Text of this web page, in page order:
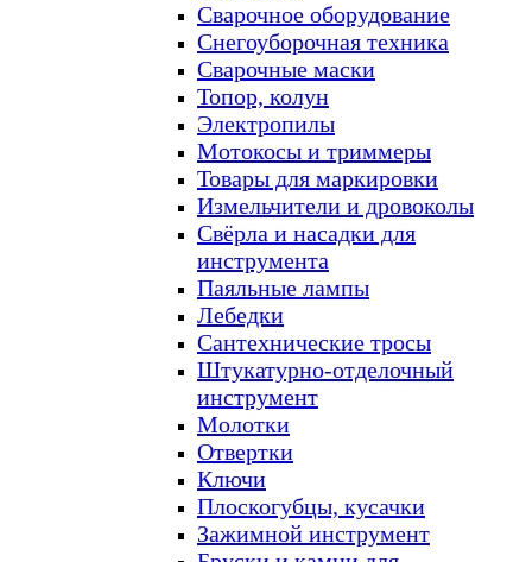
Сварочное оборудование
Снегоуборочная техника
Сварочные маски
Топор, колун
Электропилы
Мотокосы и триммеры
Товары для маркировки
Измельчители и дровоколы
Свёрла и насадки для
инструмента
Паяльные лампы
Лебедки
Сантехнические тросы
Штукатурно-отделочный
инструмент
Молотки
Отвертки
Ключи
Плоскогубцы, кусачки
Зажимной инструмент